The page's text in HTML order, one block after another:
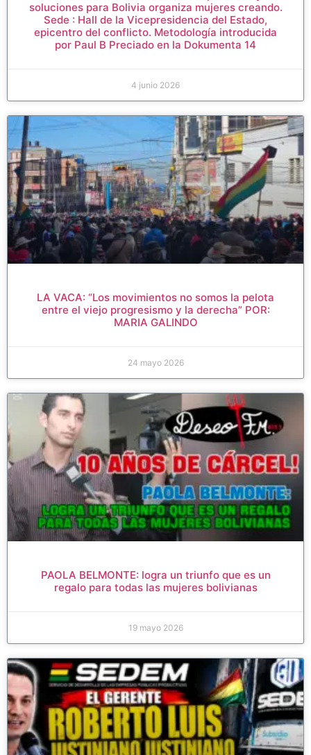
soluciones para Bolivia organiza mujeres creando.
Sede : Hall de la Vicepresidencia del Estado,
epicentro del conflicto. Metodología introducida
por Paul B Preciado en la Dokumenta 14
4 junio 2026
LA VACA: “Los movimientos no somos la pelota
entre el viejo progresismo y la derecha” POR:
MARIA GALINDO
24 mayo 2026
PAOLA BELMONTE: logra un triunfo que es un
regalo para todas las mujeres bolivianas
19 mayo 2026